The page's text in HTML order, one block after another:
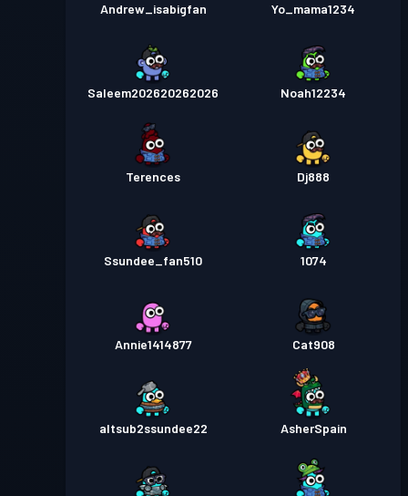
Andrew_isabigfan Yo_mama1234
Saleem202620262026 Noah12234
Terences Dj888
Ssundee_fan510 1074
Annie1414877 Cat908
altsub2ssundee22 AsherSpain